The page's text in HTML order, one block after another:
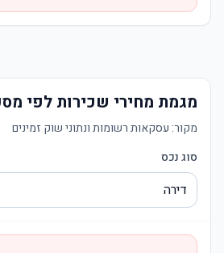
מגמת מחירי שכירות לפי
מקור: עסקאות רשומות ונתוני שוק זמינים
סוג נכס